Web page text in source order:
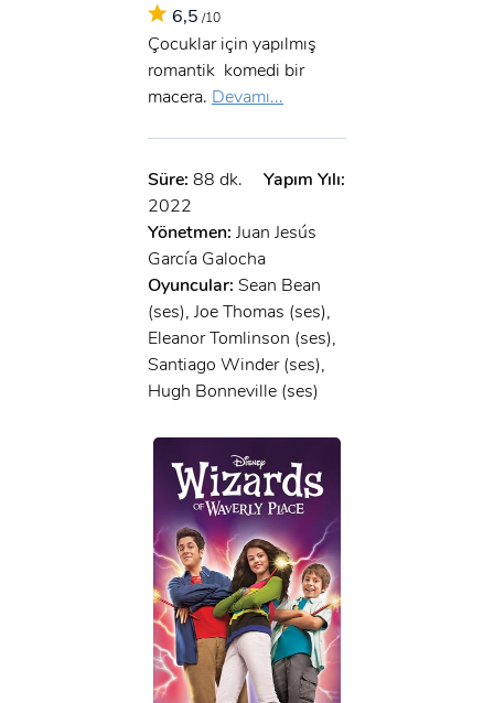
6,5 /10
Çocuklar için yapılmış
romantik komedi bir
macera. Devamı...
Süre: 88 dk.
Yapım Yılı:
2022
Yönetmen: Juan Jesús
García Galocha
Oyuncular: Sean Bean
(ses), Joe Thomas (ses),
Eleanor Tomlinson (ses),
Santiago Winder (ses),
Hugh Bonneville (ses)